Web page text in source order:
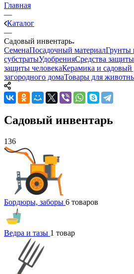
Главная
—
Каталог
—
Садовый инвентарь
СеменаПосадочный материалГрунты
субстратыУдобренияСредства
защиты человекаКерамика и садовый
загородного домаТовары для
Садовый инвентарь
136
Бордюры, заборы 6 товаров
Ведра и тазы 1 товар